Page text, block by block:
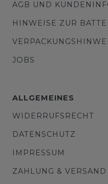
AGB UND
HINWEISE ZUR
JOBS
ALLGEMEINES
WIDERRUFSRECHT
DATENSCHUTZ
IMPRESSUM
ZAHLUNG & VERSAND